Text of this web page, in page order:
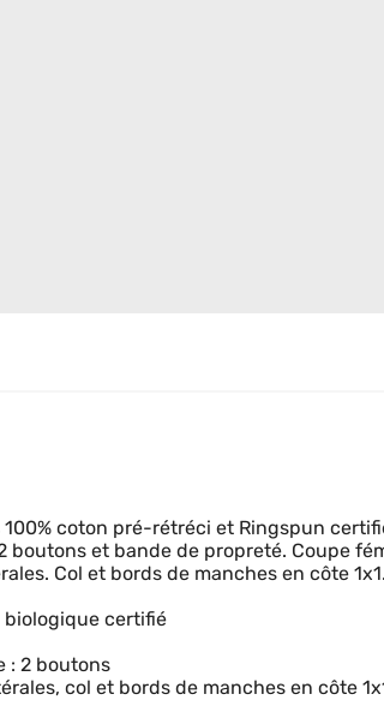
coton pré-rétréci et Ringspun
boutons et bande de propreté. Coupe
Col et bords de manches en côte 1x1.
biologique certifié
: 2 boutons
col et bords de manches en côte